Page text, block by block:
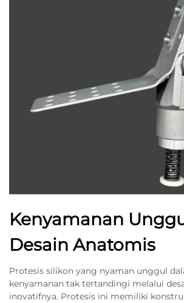
Kenyamanan
Desain Anatomis
Protesis silikon yang nyaman unggul
kenyamanan tak tertandingi melalui
inovatifnya. Protesis ini memiliki